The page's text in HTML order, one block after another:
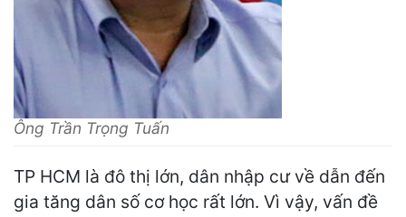
Ông Trần Trọng Tuấn
TP HCM là đô thị lớn, dân nhập cư về dẫn đến
gia tăng dân số cơ học rất lớn. Vì vậy, vấn đề